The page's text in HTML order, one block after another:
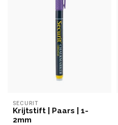
SECURIT
Krijtstift | Paars | 1-
2mm